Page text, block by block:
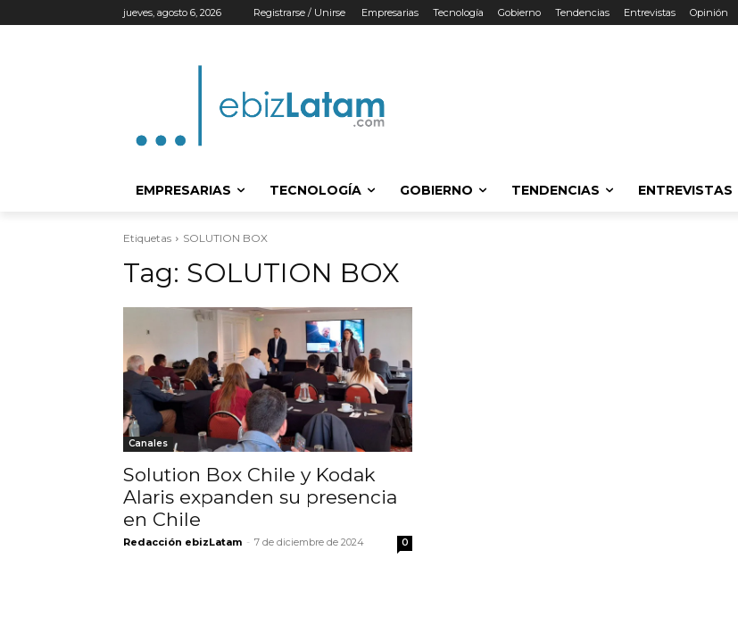
jueves, agosto 6, 2026 Registrarse / Unirse Empresarias Tecnología Gobierno Tendencias Entrevistas Opinión
EMPRESARIAS TECNOLOGÍA GOBIERNO TENDENCIAS ENTREVISTAS
Etiquetas SOLUTION BOX
Tag: SOLUTION BOX
Canales
Solution Box Chile y Kodak
Alaris expanden su presencia
en Chile
Redacción ebizLatam - 7 de diciembre de 2024 0